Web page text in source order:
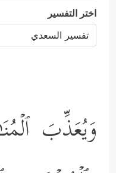
اختر التفسير
وَیُعَذِّبَ